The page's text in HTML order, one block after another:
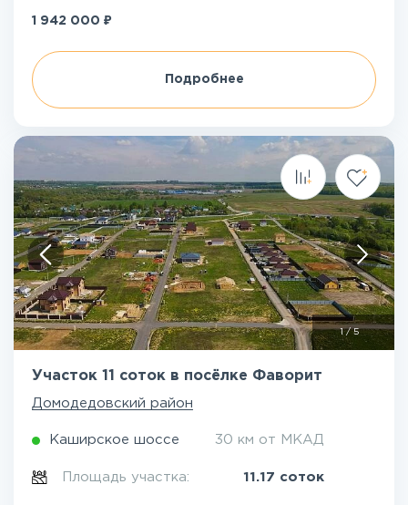
1 942 000 ₽
Подробнее
1/ 5
Участок 11 соток в посёлке Фаворит
Домодедовский район
Каширское шоссе 30 км от МКАД
Площадь участка: 11.17 соток